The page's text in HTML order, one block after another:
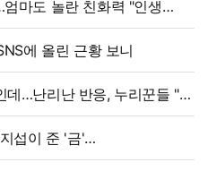
마도 놀란 친화력 "인생
에 올린 근황 보니
데…난리난 반응, 누리꾼들 "더
섭이 준 '금'